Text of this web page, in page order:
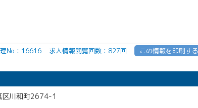
No：16616 求人情報閲覧回数：827回 この情報を印刷する
区川和町2674-1